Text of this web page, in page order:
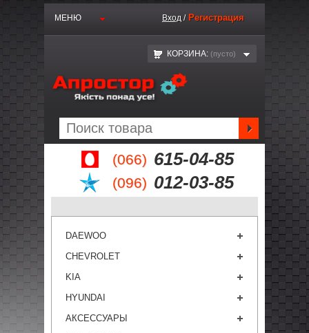
(066) 615-04-85
(096) 012-03-85
МЕНЮ Вход / Регистрация
КОРЗИНА: (пустo)
DAEWOO
CHEVROLET
KIA
HYUNDAI
АКСЕССУАРЫ